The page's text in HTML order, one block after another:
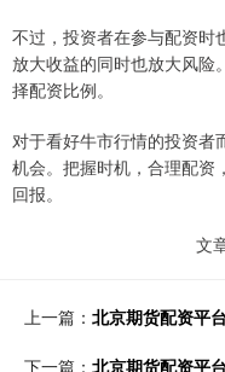
不过，投资者在参与配资时
放大收益的同时也放大风险
择配资比例。
对于看好牛市行情的投资者
机会。把握时机，合理配资
回报。
文
上一篇： 北京期货配资平
下一篇： 北京期货配资平